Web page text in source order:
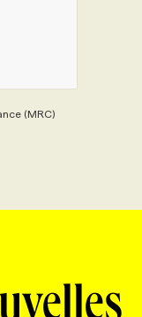
(MRC)